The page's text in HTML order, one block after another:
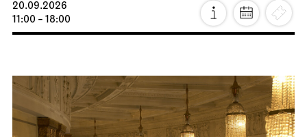
20.09.2026
11:00 - 18:00